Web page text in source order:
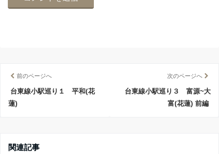
前のページへ
台東線小駅巡り１ 平和(花
蓮)
次のページへ
台東線小駅巡り３ 富源~大
富(花蓮) 前編
関連記事